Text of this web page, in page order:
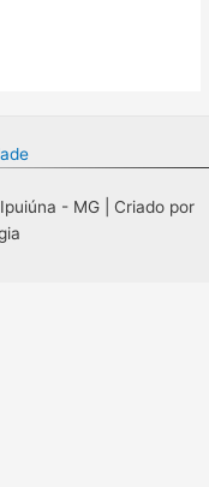
- MG | Criado por